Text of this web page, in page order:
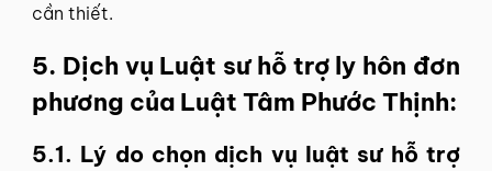
cần thiết.
5. Dịch vụ Luật sư hỗ trợ ly hôn đơn
phương của Luật Tâm Phước Thịnh:
5.1. Lý do chọn dịch vụ luật sư hỗ trợ